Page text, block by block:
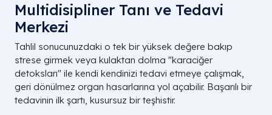
Multidisipliner Tanı ve Tedavi
Merkezi
Tahlil sonucunuzdaki o tek bir yüksek değere bakıp
strese girmek veya kulaktan dolma "karaciğer
detoksları" ile kendi kendinizi tedavi etmeye çalışmak,
geri dönülmez organ hasarlarına yol açabilir. Başarılı bir
tedavinin ilk şartı, kusursuz bir teşhistir.